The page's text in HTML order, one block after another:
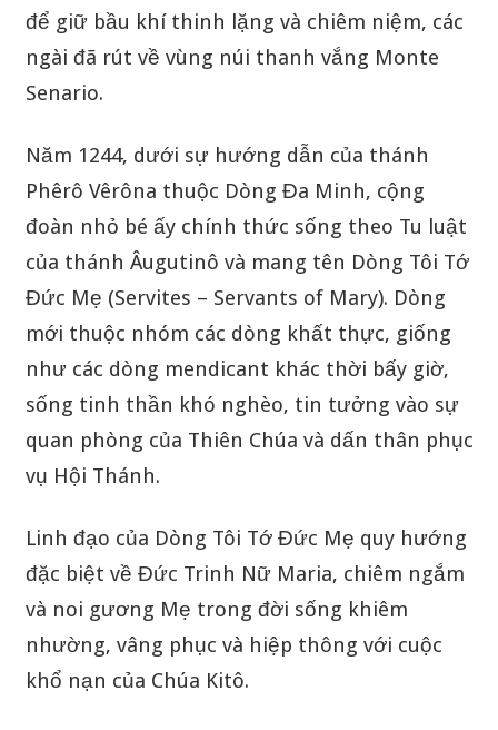
để giữ bầu khí thinh lặng và chiêm niệm, các
ngài đã rút về vùng núi thanh vắng Monte
Senario.
Năm 1244, dưới sự hướng dẫn của thánh
Phêrô Vêrôna thuộc Dòng Đa Minh, cộng
đoàn nhỏ bé ấy chính thức sống theo Tu luật
của thánh Âugutinô và mang tên Dòng Tôi Tớ
Đức Mẹ (Servites – Servants of Mary). Dòng
mới thuộc nhóm các dòng khất thực, giống
như các dòng mendicant khác thời bấy giờ,
sống tinh thần khó nghèo, tin tưởng vào sự
quan phòng của Thiên Chúa và dấn thân phục
vụ Hội Thánh.
Linh đạo của Dòng Tôi Tớ Đức Mẹ quy hướng
đặc biệt về Đức Trinh Nữ Maria, chiêm ngắm
và noi gương Mẹ trong đời sống khiêm
nhường, vâng phục và hiệp thông với cuộc
khổ nạn của Chúa Kitô.